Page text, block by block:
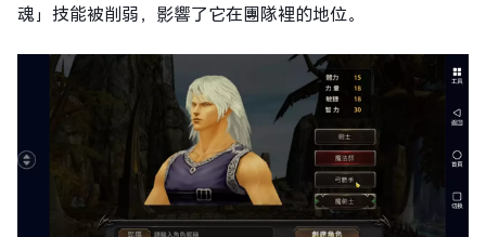
魂」技能被削弱，影響了它在團隊裡的地位。​